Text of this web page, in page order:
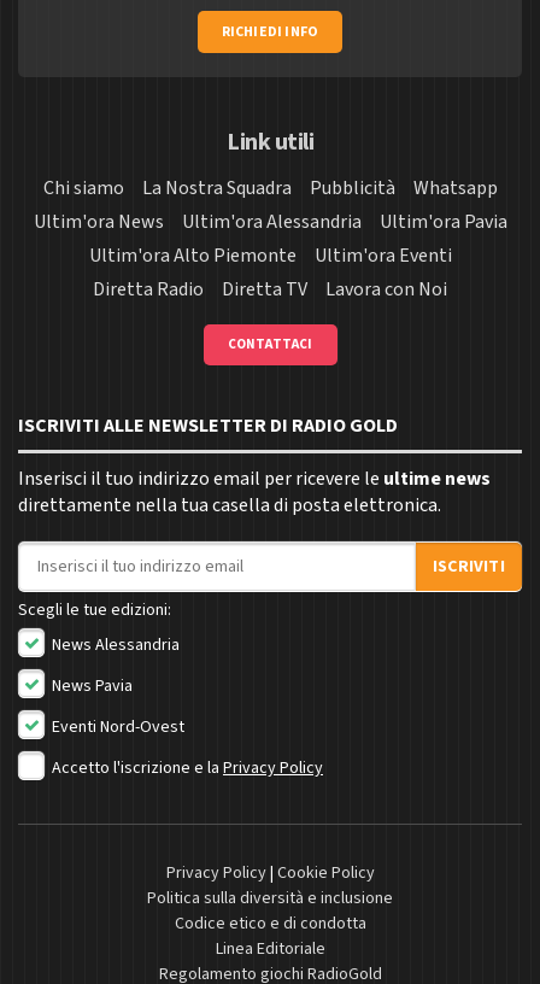
RICHIEDI INFO
Link utili
Chi siamo La Nostra Squadra Pubblicità
Whatsapp
Ultim'ora News
Ultim'ora Alessandria
Ultim'ora Pavia
Ultim'ora Alto Piemonte
Ultim'ora Eventi
Diretta Radio
Diretta TV Lavora con Noi
CONTATTACI
ISCRIVITI ALLE NEWSLETTER DI RADIO GOLD
Inserisci il tuo indirizzo email per ricevere le ultime news
direttamente nella tua casella di posta elettronica.
Indirizzo email
ISCRIVITI
Scegli le tue edizioni:
News Alessandria
News Pavia
Eventi Nord-Ovest
Accetto l'iscrizione e la Privacy Policy
Privacy Policy| Cookie Policy
Politica sulla diversità e inclusione
Codice etico e di condotta
Linea Editoriale
Regolamento giochi RadioGold